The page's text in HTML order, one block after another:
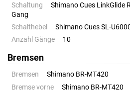
Schaltung
Shimano Cues LinkGlide
Gang
Schalthebel
Shimano Cues SL-
Anzahl Gänge
10
Bremsen
Bremsen
Shimano BR-MT420
Bremse vorne
Shimano BR-MT420